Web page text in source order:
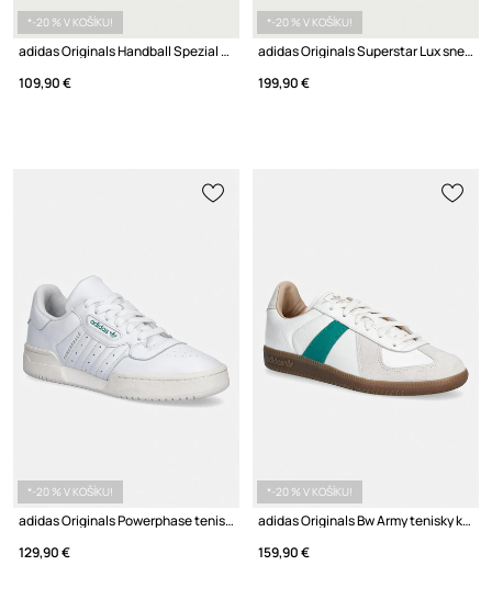
*-20 % V KOŠÍKU!
adidas Originals Handball Spezial sneakers pánske nubukové
109,90 €
*-20 % V KOŠÍKU!
adidas Originals Superstar Lux sneakers pánske semišové
199,90 €
*-20 % V KOŠÍKU!
adidas Originals Powerphase tenisky pánske kožené
129,90 €
*-20 % V KOŠÍKU!
adidas Originals Bw Army tenisky kožené
159,90 €